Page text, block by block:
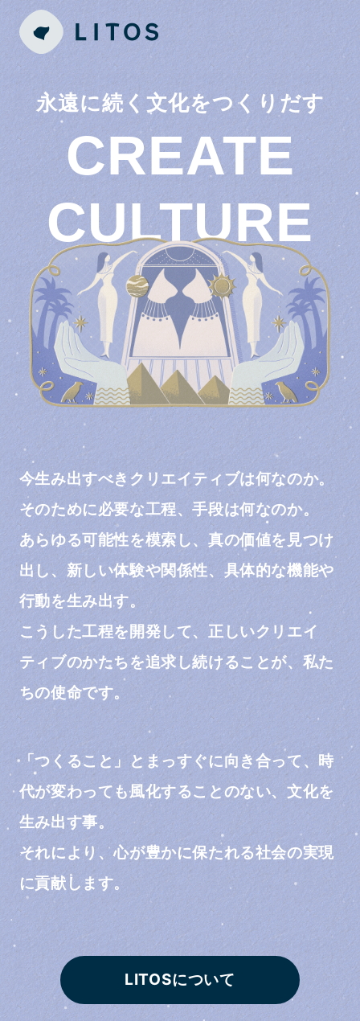
永遠に続く文化をつくりだす
CREATE
CULTURE
今生み出すべきクリエイティブは何なのか。
そのために必要な工程、手段は何なのか。
あらゆる可能性を模索し、真の価値を見つけ
出し、新しい体験や関係性、具体的な機能や
行動を生み出す。
こうした工程を開発して、正しいクリエイ
ティブのかたちを追求し続けることが、私た
ちの使命です。
「つくること」とまっすぐに向き合って、時
代が変わっても風化することのない、文化を
生み出す事。
それにより、心が豊かに保たれる社会の実現
に貢献します。
LITOSについて